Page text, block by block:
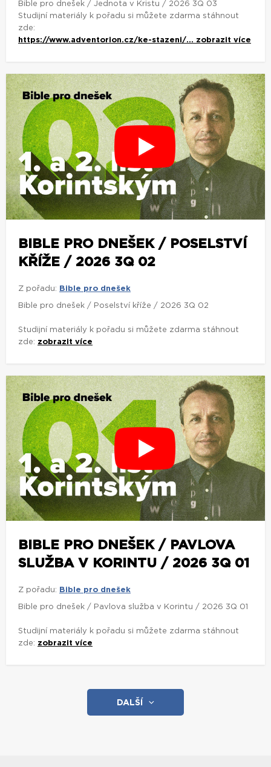
Bible pro dnešek / Jednota v Kristu / 2026 3Q 03
Studijní materiály k pořadu si můžete zdarma stáhnout
zde:
https://www.adventorion.cz/ke-stazeni/... zobrazit více
BIBLE PRO DNEŠEK / POSELSTVÍ
KŘÍŽE / 2026 3Q 02
Z pořadu: Bible pro dnešek
Bible pro dnešek / Poselství kříže / 2026 3Q 02
Studijní materiály k pořadu si můžete zdarma stáhnout
zde: zobrazit více
BIBLE PRO DNEŠEK / PAVLOVA
SLUŽBA V KORINTU / 2026 3Q 01
Z pořadu: Bible pro dnešek
Bible pro dnešek / Pavlova služba v Korintu / 2026 3Q 01
Studijní materiály k pořadu si můžete zdarma stáhnout
zde: zobrazit více
DALŠÍ